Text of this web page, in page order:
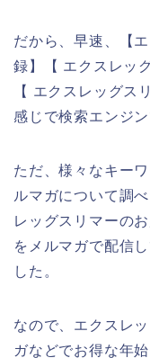
だから、早速、【
録】【 エクスレッ
【 エクスレッグス
感じで検索エンジ
ただ、様々なキー
ルマガについて調
レッグスリマーの
をメルマガで配信
した。
なので、エクスレ
ガなどでお得な年